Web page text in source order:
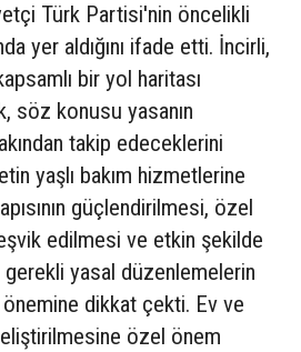
Türk Partisi'nin öncelikli
yer aldığını ifade etti. İncirli,
bir yol haritası
söz konusu yasanın
takip edeceklerini
yaşlı bakım hizmetlerine
güçlendirilmesi, özel
edilmesi ve etkin şekilde
yasal düzenlemelerin
dikkat çekti. Ev ve
özel önem